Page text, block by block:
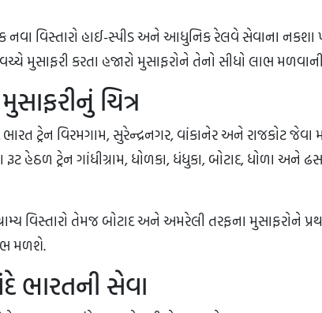
વિસ્તારો હાઈ-સ્પીડ અને આધુનિક રેલવે સેવાના
મુસાફરી કરતા હજારો મુસાફરોને તેનો સીધો લાભ
ચિત્ર
ટ્રેન વિરમગામ, સુરેન્દ્રનગર, વાંકાનેર અને રાજકોટ જેવા
હેઠળ ટ્રેન ગાંધીગ્રામ, ધોળકા, ધંધુકા, બોટાદ, ધોળા અને
વિસ્તારો તેમજ બોટાદ અને અમરેલી તરફના મુસાફરોને
મળશે.
ભારતની સેવા